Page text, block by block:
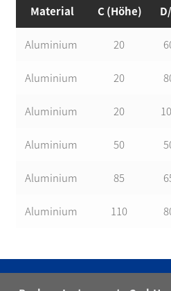
Material C (Höhe)
Aluminium 20
Aluminium 20
Aluminium 20
Aluminium 50
Aluminium 85
Aluminium 110